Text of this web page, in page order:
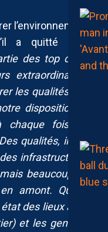
l’environnement
a quitté pour
des top clubs
extraordinaires,
les qualités des
disposition et
fois au
qualités, ils en
infrastructures
beaucoup de
amont. Quand
état des lieux avec
et les gens en